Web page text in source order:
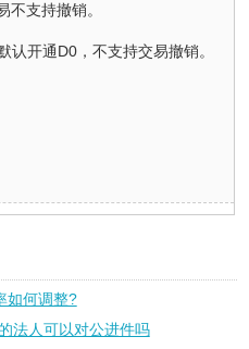
不支持撤销。
认开通D0，不支持交易撤销。
如何调整?
法人可以对公进件吗